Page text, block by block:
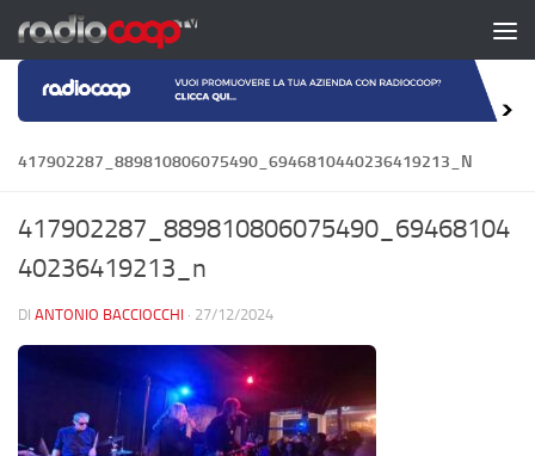
Salta al contenuto
417902287_889810806075490_6946810440236419213_N
417902287_889810806075490_69468104
40236419213_n
DI ANTONIO BACCIOCCHI · 27/12/2024